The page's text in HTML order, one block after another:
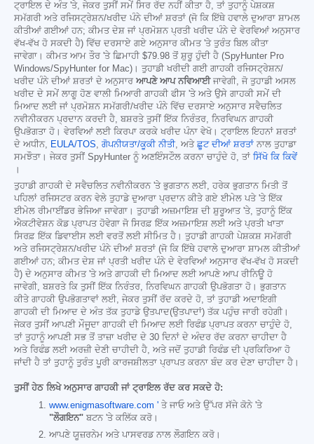
ਟ੍ਰਾਇਲ ਦੇ ਅੰਤ 'ਤੇ, ਜੇਕਰ ਤੁਸੀਂ ਸਮੇਂ ਸਿਰ ਰੱਦ ਨਹੀਂ ਕੀਤਾ ਹੈ, ਤਾਂ ਤੁਹਾਨੂੰ ਪੇਸ਼ਕਸ਼
ਸਮੱਗਰੀ ਅਤੇ ਰਜਿਸਟ੍ਰੇਸ਼ਨ/ਖਰੀਦ ਪੰਨੇ ਦੀਆਂ ਸ਼ਰਤਾਂ (ਜੋ ਕਿ ਇੱਥੇ ਹਵਾਲੇ ਦੁਆਰਾ ਸ਼ਾਮਲ
ਕੀਤੀਆਂ ਗਈਆਂ ਹਨ; ਕੀਮਤ ਦੇਸ਼ ਜਾਂ ਪ੍ਰਮੋਸ਼ਨ ਪ੍ਰਤੀ ਖਰੀਦ ਪੰਨੇ ਦੇ ਵੇਰਵਿਆਂ ਅਨੁਸਾਰ
ਵੱਖ-ਵੱਖ ਹੋ ਸਕਦੀ ਹੈ) ਵਿੱਚ ਦਰਸਾਏ ਗਏ ਅਨੁਸਾਰ ਕੀਮਤ 'ਤੇ ਤੁਰੰਤ ਬਿਲ ਕੀਤਾ
ਜਾਵੇਗਾ। ਕੀਮਤ ਆਮ ਤੌਰ 'ਤੇ ਛਿਮਾਹੀ $79.98 ਤੋਂ ਸ਼ੁਰੂ ਹੁੰਦੀ ਹੈ (SpyHunter Pro
Windows/SpyHunter for Mac)। ਤੁਹਾਡੀ ਖਰੀਦੀ ਗਈ ਗਾਹਕੀ ਰਜਿਸਟ੍ਰੇਸ਼ਨ/
ਖਰੀਦ ਪੰਨੇ ਦੀਆਂ ਸ਼ਰਤਾਂ ਦੇ ਅਨੁਸਾਰ ਆਪਣੇ ਆਪ ਨਵਿਆਈਜਾਵੇਗੀ, ਜੋ ਤੁਹਾਡੀ ਅਸਲ
ਖਰੀਦ ਦੇ ਸਮੇਂ ਲਾਗੂ ਹੋਣ ਵਾਲੀ ਮਿਆਰੀ ਗਾਹਕੀ ਫੀਸ 'ਤੇ ਅਤੇ ਉਸੇ ਗਾਹਕੀ ਸਮੇਂ ਦੀ
ਮਿਆਦ ਲਈ ਜਾਂ ਪ੍ਰਮੋਸ਼ਨ ਸਮੱਗਰੀ/ਖਰੀਦ ਪੰਨੇ ਵਿੱਚ ਦਰਸਾਏ ਅਨੁਸਾਰ ਸਵੈਚਲਿਤ
ਨਵੀਨੀਕਰਨ ਪ੍ਰਦਾਨ ਕਰਦੀ ਹੈ, ਬਸ਼ਰਤੇ ਤੁਸੀਂ ਇੱਕ ਨਿਰੰਤਰ, ਨਿਰਵਿਘਨ ਗਾਹਕੀ
ਉਪਭੋਗਤਾ ਹੋ। ਵੇਰਵਿਆਂ ਲਈ ਕਿਰਪਾ ਕਰਕੇ ਖਰੀਦ ਪੰਨਾ ਵੇਖੋ। ਟ੍ਰਾਇਲ ਇਹਨਾਂ ਸ਼ਰਤਾਂ
ਦੇ ਅਧੀਨ, EULA/TOS, ਗੋਪਨੀਯਤਾ/ਕੂਕੀ ਨੀਤੀ, ਅਤੇ ਛੂਟ ਦੀਆਂ ਸ਼ਰਤਾਂ ਨਾਲ ਤੁਹਾਡਾ
ਸਮਝੌਤਾ। ਜੇਕਰ ਤੁਸੀਂ SpyHunter ਨੂੰ ਅਣਇੰਸਟੌਲ ਕਰਨਾ ਚਾਹੁੰਦੇ ਹੋ, ਤਾਂ ਸਿੱਖੋ ਕਿ ਕਿਵੇਂ
।
ਤੁਹਾਡੀ ਗਾਹਕੀ ਦੇ ਸਵੈਚਲਿਤ ਨਵੀਨੀਕਰਨ 'ਤੇ ਭੁਗਤਾਨ ਲਈ, ਹਰੇਕ ਭੁਗਤਾਨ ਮਿਤੀ ਤੋਂ
ਪਹਿਲਾਂ ਰਜਿਸਟਰ ਕਰਨ ਵੇਲੇ ਤੁਹਾਡੇ ਦੁਆਰਾ ਪ੍ਰਦਾਨ ਕੀਤੇ ਗਏ ਈਮੇਲ ਪਤੇ 'ਤੇ ਇੱਕ
ਈਮੇਲ ਰੀਮਾਈਂਡਰ ਭੇਜਿਆ ਜਾਵੇਗਾ। ਤੁਹਾਡੀ ਅਜ਼ਮਾਇਸ਼ ਦੀ ਸ਼ੁਰੂਆਤ 'ਤੇ, ਤੁਹਾਨੂੰ ਇੱਕ
ਐਕਟੀਵੇਸ਼ਨ ਕੋਡ ਪ੍ਰਾਪਤ ਹੋਵੇਗਾ ਜੋ ਸਿਰਫ਼ ਇੱਕ ਅਜ਼ਮਾਇਸ਼ ਲਈ ਅਤੇ ਪ੍ਰਤੀ ਖਾਤਾ
ਸਿਰਫ਼ ਇੱਕ ਡਿਵਾਈਸ ਲਈ ਵਰਤੋਂ ਲਈ ਸੀਮਿਤ ਹੈ। ਤੁਹਾਡੀ ਗਾਹਕੀ ਪੇਸ਼ਕਸ਼ ਸਮੱਗਰੀ
ਅਤੇ ਰਜਿਸਟ੍ਰੇਸ਼ਨ/ਖਰੀਦ ਪੰਨੇ ਦੀਆਂ ਸ਼ਰਤਾਂ (ਜੋ ਕਿ ਇੱਥੇ ਹਵਾਲੇ ਦੁਆਰਾ ਸ਼ਾਮਲ ਕੀਤੀਆਂ
ਗਈਆਂ ਹਨ; ਕੀਮਤ ਦੇਸ਼ ਜਾਂ ਪ੍ਰਤੀ ਖਰੀਦ ਪੰਨੇ ਦੇ ਵੇਰਵਿਆਂ ਅਨੁਸਾਰ ਵੱਖ-ਵੱਖ ਹੋ ਸਕਦੀ
ਹੈ) ਦੇ ਅਨੁਸਾਰ ਕੀਮਤ 'ਤੇ ਅਤੇ ਗਾਹਕੀ ਦੀ ਮਿਆਦ ਲਈ ਆਪਣੇ ਆਪ ਰੀਨਿਊ ਹੋ
ਜਾਵੇਗੀ, ਬਸ਼ਰਤੇ ਕਿ ਤੁਸੀਂ ਇੱਕ ਨਿਰੰਤਰ, ਨਿਰਵਿਘਨ ਗਾਹਕੀ ਉਪਭੋਗਤਾ ਹੋ। ਭੁਗਤਾਨ
ਕੀਤੇ ਗਾਹਕੀ ਉਪਭੋਗਤਾਵਾਂ ਲਈ, ਜੇਕਰ ਤੁਸੀਂ ਰੱਦ ਕਰਦੇ ਹੋ, ਤਾਂ ਤੁਹਾਡੀ ਅਦਾਇਗੀ
ਗਾਹਕੀ ਦੀ ਮਿਆਦ ਦੇ ਅੰਤ ਤੱਕ ਤੁਹਾਡੇ ਉਤਪਾਦ(ਉਤਪਾਦਾਂ) ਤੱਕ ਪਹੁੰਚ ਜਾਰੀ ਰਹੇਗੀ।
ਜੇਕਰ ਤੁਸੀਂ ਆਪਣੀ ਮੌਜੂਦਾ ਗਾਹਕੀ ਦੀ ਮਿਆਦ ਲਈ ਰਿਫੰਡ ਪ੍ਰਾਪਤ ਕਰਨਾ ਚਾਹੁੰਦੇ ਹੋ,
ਤਾਂ ਤੁਹਾਨੂੰ ਆਪਣੀ ਸਭ ਤੋਂ ਤਾਜ਼ਾ ਖਰੀਦ ਦੇ 30 ਦਿਨਾਂ ਦੇ ਅੰਦਰ ਰੱਦ ਕਰਨਾ ਚਾਹੀਦਾ ਹੈ
ਅਤੇ ਰਿਫੰਡ ਲਈ ਅਰਜ਼ੀ ਦੇਣੀ ਚਾਹੀਦੀ ਹੈ, ਅਤੇ ਜਦੋਂ ਤੁਹਾਡੀ ਰਿਫੰਡ ਦੀ ਪ੍ਰਕਿਰਿਆ ਹੋ
ਜਾਂਦੀ ਹੈ ਤਾਂ ਤੁਹਾਨੂੰ ਤੁਰੰਤ ਪੂਰੀ ਕਾਰਜਸ਼ੀਲਤਾ ਪ੍ਰਾਪਤ ਕਰਨਾ ਬੰਦ ਕਰ ਦੇਣਾ ਚਾਹੀਦਾ ਹੈ।
ਤੁਸੀਂ ਹੇਠ ਲਿਖੇ ਅਨੁਸਾਰ ਗਾਹਕੀ ਜਾਂ ਟ੍ਰਾਇਲ ਰੱਦ ਕਰ ਸਕਦੇ ਹੋ:
www.enigmasoftware.com ' ਤੇ ਜਾਓ ਅਤੇ ਉੱਪਰ ਸੱਜੇ ਕੋਨੇ 'ਤੇ
"ਲੌਗਇਨ" ਬਟਨ 'ਤੇ ਕਲਿੱਕ ਕਰੋ।
ਆਪਣੇ ਯੂਜ਼ਰਨੇਮ ਅਤੇ ਪਾਸਵਰਡ ਨਾਲ ਲੌਗਇਨ ਕਰੋ।